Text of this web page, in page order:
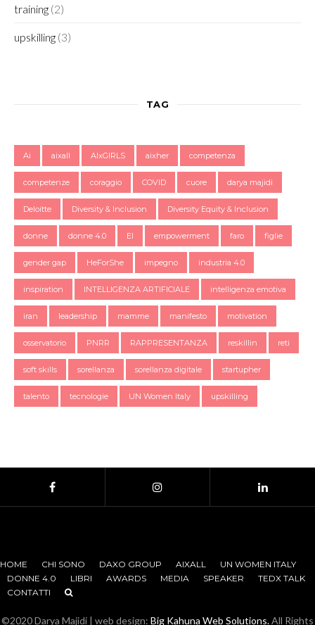
training (2)
upskilling (3)
TAG
Ai aixall AIxGIRLS aixher competenza
competenze coraggio COVID cuore darya majidi
Deloitte Diversity & Inclusion Diversity Equity & Inclusion
donne donne 4.0 EI empowerment faro figlie
gender gap HeForShe impegno industria 4.0
inspiration INTELLIGENZA ARTIFICIALE intelligenza emotiva
iran leadership mamme manifesto motivation
osservatorio PNRR RAPPRESENTANZA reskillin reti
soft skills sorellanza sorellanza digitale startupher
talento tecnologie UN Women Italy upskilling
HOME CHI SONO DAXO GROUP AIXALL
UN WOMEN ITALY
DONNE 4.0
LIBRI AWARDS MEDIA SPEAKER
TEDX TALK
CONTATTI
©2020 Darya Majidi | web design: Big Kahuna Web Solutions.All Rights